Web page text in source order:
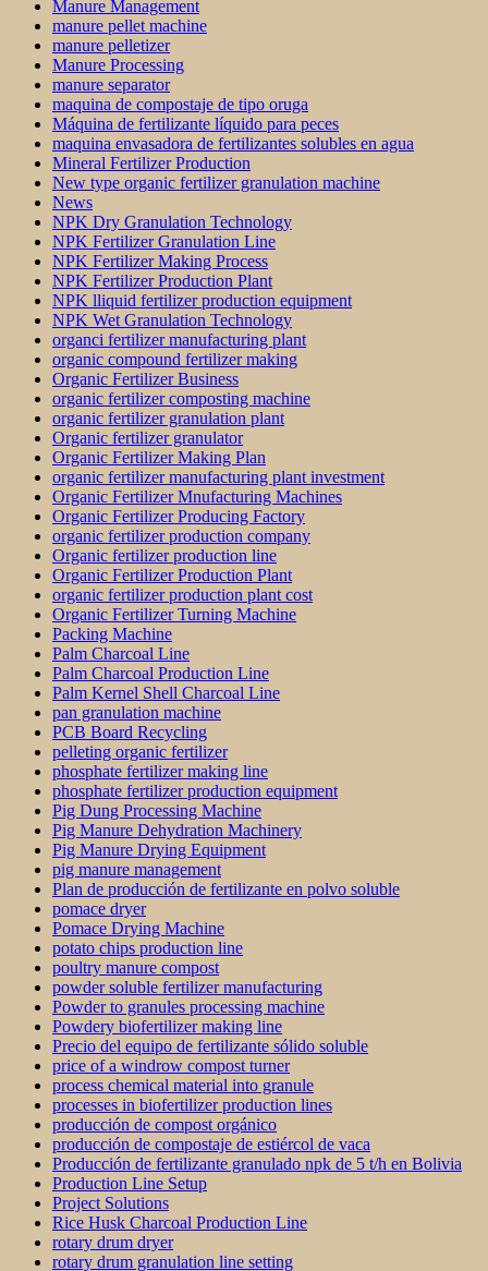
Manure Management
manure pellet machine
manure pelletizer
Manure Processing
manure separator
maquina de compostaje de tipo oruga
Máquina de fertilizante líquido para peces
maquina envasadora de fertilizantes solubles en agua
Mineral Fertilizer Production
New type organic fertilizer granulation machine
News
NPK Dry Granulation Technology
NPK Fertilizer Granulation Line
NPK Fertilizer Making Process
NPK Fertilizer Production Plant
NPK lliquid fertilizer production equipment
NPK Wet Granulation Technology
organci fertilizer manufacturing plant
organic compound fertilizer making
Organic Fertilizer Business
organic fertilizer composting machine
organic fertilizer granulation plant
Organic fertilizer granulator
Organic Fertilizer Making Plan
organic fertilizer manufacturing plant investment
Organic Fertilizer Mnufacturing Machines
Organic Fertilizer Producing Factory
organic fertilizer production company
Organic fertilizer production line
Organic Fertilizer Production Plant
organic fertilizer production plant cost
Organic Fertilizer Turning Machine
Packing Machine
Palm Charcoal Line
Palm Charcoal Production Line
Palm Kernel Shell Charcoal Line
pan granulation machine
PCB Board Recycling
pelleting organic fertilizer
phosphate fertilizer making line
phosphate fertilizer production equipment
Pig Dung Processing Machine
Pig Manure Dehydration Machinery
Pig Manure Drying Equipment
pig manure management
Plan de producción de fertilizante en polvo soluble
pomace dryer
Pomace Drying Machine
potato chips production line
poultry manure compost
powder soluble fertilizer manufacturing
Powder to granules processing machine
Powdery biofertilizer making line
Precio del equipo de fertilizante sólido soluble
price of a windrow compost turner
process chemical material into granule
processes in biofertilizer production lines
producción de compost orgánico
producción de compostaje de estiércol de vaca
Producción de fertilizante granulado npk de 5 t/h en Bolivia
Production Line Setup
Project Solutions
Rice Husk Charcoal Production Line
rotary drum dryer
rotary drum granulation line setting